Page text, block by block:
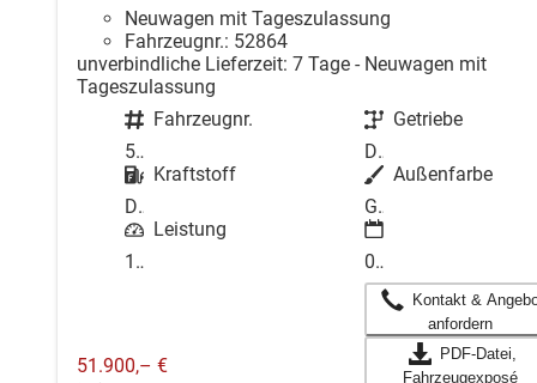
Neuwagen mit Tageszulassung
Fahrzeugnr.: 52864
unverbindliche Lieferzeit: 7 Tage
Neuwagen mit
Tageszulassung
Fahrzeugnr.
52864
Getriebe
Doppelkupplungsgetriebe (DSG)
Kraftstoff
Diesel
Außenfarbe
Graphite-Grau Metallic
Leistung
142 kW (193 PS)
01.07.2026
51.900,– €
Kontakt &
anfordern
PDF-Datei,
Fahrzeugexposé